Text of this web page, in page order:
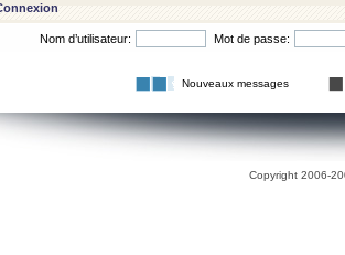
Nom d’utilisateur: Mot de passe:
Nouveaux messages
Copyright 2006-